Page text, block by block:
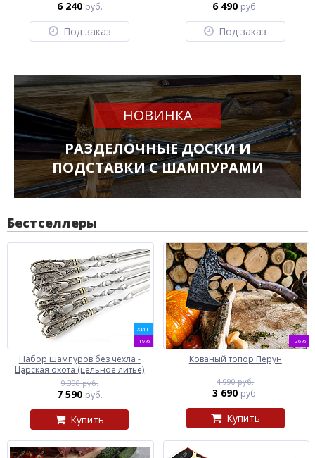
6 240 руб.
Под заказ
6 490 руб.
Под заказ
НОВИНКА
РАЗДЕЛОЧНЫЕ ДОСКИ И
ПОДСТАВКИ С ШАМПУРАМИ
Бестселлеры
ХИТ
-19%
Набор шампуров без чехла -
Царская охота (цельное литье)
9 390 руб.
7 590 руб.
Купить
-26%
Кованый топор Перун
4 990 руб.
3 690 руб.
Купить